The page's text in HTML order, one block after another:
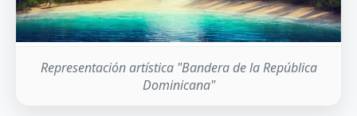
Representación artística "Bandera de la República
Dominicana"